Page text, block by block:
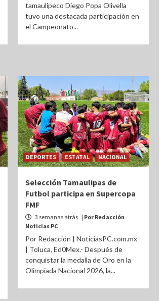
tamaulipeco Diego Popa Olivella
tuvo una destacada participación en
el Campeonato...
DEPORTES ESTATAL NACIONAL
Selección Tamaulipas de
Futbol participa en Supercopa
FMF
3 semanas atrás | Por Redacción
Noticias PC
Por Redacción | NoticiasPC.com.mx
| Toluca, Ed0Mex.- Después de
conquistar la medalla de Oro en la
Olimpiada Nacional 2026, la...